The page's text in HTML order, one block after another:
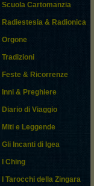
Scuola Cartomanzia
Radiestesia & Radionica
Orgone
Tradizioni
Feste & Ricorrenze
Inni & Preghiere
Diario di Viaggio
Miti e Leggende
Gli Incanti di Igea
I Ching
I Tarocchi della Zingara